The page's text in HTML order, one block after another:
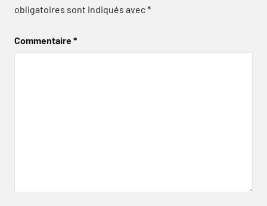
obligatoires sont indiqués avec*
Commentaire*